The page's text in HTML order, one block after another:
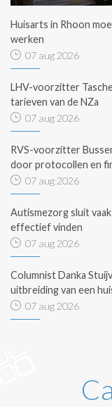
Huisarts in Rhoon
werken
07 aug 2026
LHV-voorzitter
tarieven van de NZa
07 aug 2026
RVS-voorzitter
door protocollen en
07 aug 2026
Autismezorg sluit
effectief vinden
07 aug 2026
Columnist Danka
uitbreiding van een
07 aug 2026